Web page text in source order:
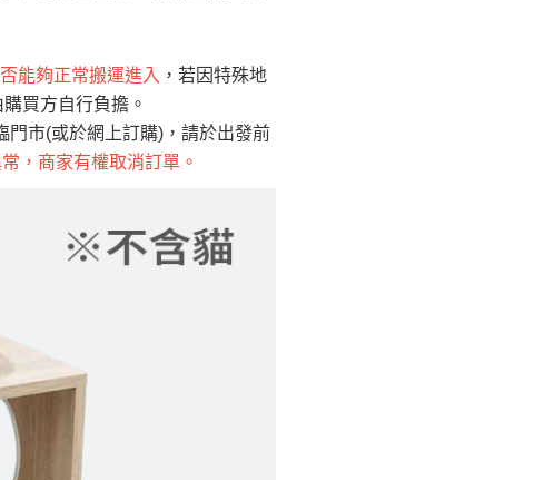
能夠正常搬運進入 ，若因特殊地
買方自行負擔。
門市(或於網上訂購)，請於出發前
，商家有權取消訂單。
復興鄉
、五峰鄉、橫山、北埔鄉、尖石
貢寮、烏來、平溪、九份、石
下福里、新店山區、三峽山區、
坪林、福隆、淡水山區、北投湖山
路、深坑山區
聯絡
)。
太小、無法搬運上樓等因
吊運，費用將由買方自
達，司機當天到貨前皆